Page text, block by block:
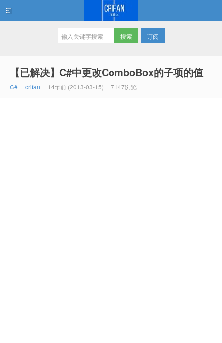
订阅
【已解决】C#中更改ComboBox的子项的值
C# crifan 14年前 (2013-03-15) 7147浏览